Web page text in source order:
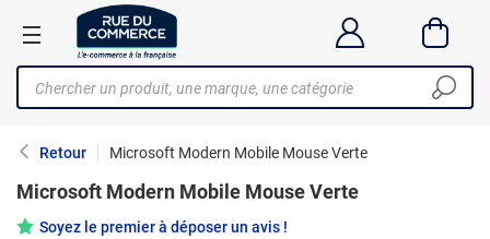
Retour Microsoft Modern Mobile Mouse Verte
Microsoft Modern Mobile Mouse Verte
Soyez le premier à déposer un avis !